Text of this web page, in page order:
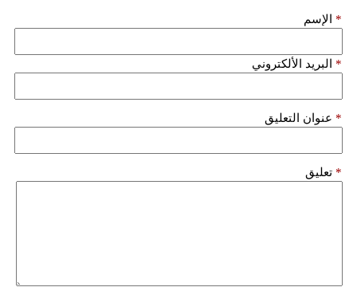
الإسم *
البريد الألكتروني *
عنوان التعليق *
تعليق *